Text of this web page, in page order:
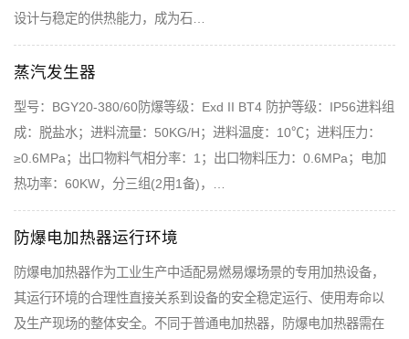
设计与稳定的供热能力，成为石…
蒸汽发生器
型号：BGY20-380/60防爆等级：Exd II BT4 防护等级：IP56进料组
成：脱盐水；进料流量：50KG/H；进料温度：10℃；进料压力：
≥0.6MPa；出口物料气相分率：1；出口物料压力：0.6MPa；电加
热功率：60KW，分三组(2用1备)，…
防爆电加热器运行环境
防爆电加热器作为工业生产中适配易燃易爆场景的专用加热设备，
其运行环境的合理性直接关系到设备的安全稳定运行、使用寿命以
及生产现场的整体安全。不同于普通电加热器，防爆电加热器需在